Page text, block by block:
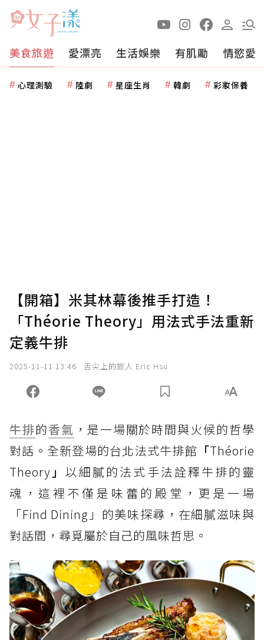
美食旅遊 愛漂亮 生活娛樂 有肌勵 情慾愛
心理測驗 陸劇 星座生肖 韓劇 彩妝保養
【開箱】米其林幕後推手打造！
「Théorie Theory」用法式手法重新
定義牛排
2025-11-11 13:46 舌尖上的旅人 Eric Hsu
牛排的香氣 ，是一場關於時間與火候的哲學
對話。全新登場的台北法式牛排館 「Théorie
Theory 」以細膩的法式手法詮釋牛排的靈
魂，這裡不僅是味蕾的殿堂，更是一場
「Find Dining」的美味探尋，在細膩滋味與
對話間，尋覓屬於自己的風味哲思。